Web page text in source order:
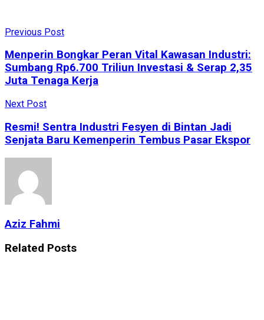
Previous Post
Menperin Bongkar Peran Vital Kawasan Industri:
Sumbang Rp6.700 Triliun Investasi & Serap 2,35
Juta Tenaga Kerja
Next Post
Resmi! Sentra Industri Fesyen di Bintan Jadi
Senjata Baru Kemenperin Tembus Pasar Ekspor
Aziz Fahmi
Related Posts